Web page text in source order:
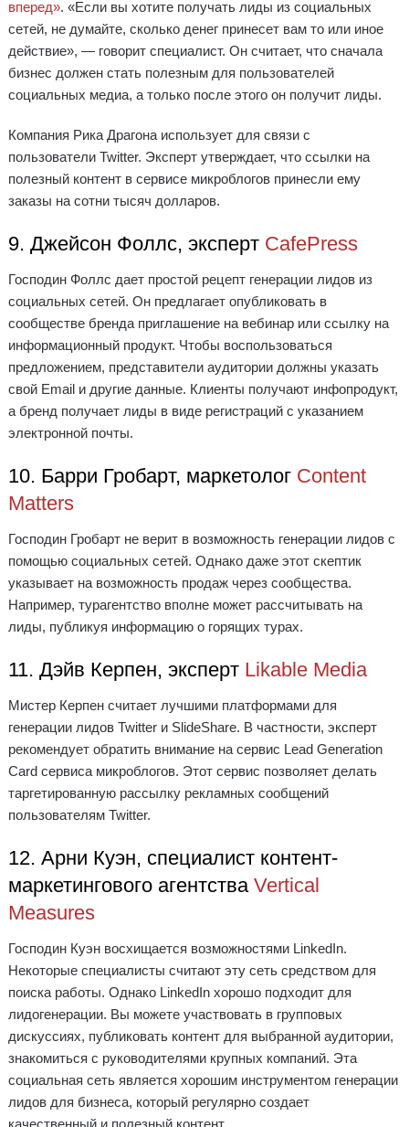
вперед». «Если вы хотите получать лиды из социальных
сетей, не думайте, сколько денег принесет вам то или иное
действие», — говорит специалист. Он считает, что сначала
бизнес должен стать полезным для пользователей
социальных медиа, а только после этого он получит лиды.
Компания Рика Драгона использует для связи с
пользователи Twitter. Эксперт утверждает, что ссылки на
полезный контент в сервисе микроблогов принесли ему
заказы на сотни тысяч долларов.
9. Джейсон Фоллс, эксперт CafePress
Господин Фоллс дает простой рецепт генерации лидов из
социальных сетей. Он предлагает опубликовать в
сообществе бренда приглашение на вебинар или ссылку на
информационный продукт. Чтобы воспользоваться
предложением, представители аудитории должны указать
свой Email и другие данные. Клиенты получают инфопродукт,
а бренд получает лиды в виде регистраций с указанием
электронной почты.
10. Барри Гробарт, маркетолог Content
Matters
Господин Гробарт не верит в возможность генерации лидов с
помощью социальных сетей. Однако даже этот скептик
указывает на возможность продаж через сообщества.
Например, турагентство вполне может рассчитывать на
лиды, публикуя информацию о горящих турах.
11. Дэйв Керпен, эксперт Likable Media
Мистер Керпен считает лучшими платформами для
генерации лидов Twitter и SlideShare. В частности, эксперт
рекомендует обратить внимание на сервис Lead Generation
Card сервиса микроблогов. Этот сервис позволяет делать
таргетированную рассылку рекламных сообщений
пользователям Twitter.
12. Арни Куэн, специалист контент-
маркетингового агентства Vertical
Measures
Господин Куэн восхищается возможностями LinkedIn.
Некоторые специалисты считают эту сеть средством для
поиска работы. Однако LinkedIn хорошо подходит для
лидогенерации. Вы можете участвовать в групповых
дискуссиях, публиковать контент для выбранной аудитории,
знакомиться с руководителями крупных компаний. Эта
социальная сеть является хорошим инструментом генерации
лидов для бизнеса, который регулярно создает